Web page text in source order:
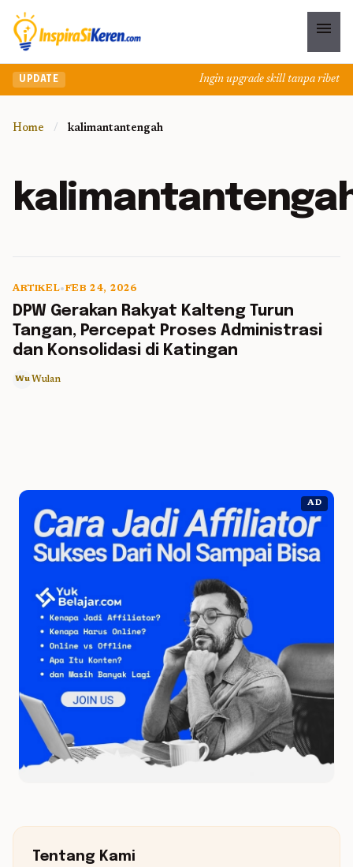
menu
UPDATE Ingin upgrade skill tanpa ribet?
Home / kalimantantengah
ARTIKEL•FEB 24, 2026
DPW Gerakan Rakyat Kalteng Turun
Tangan, Percepat Proses Administrasi
dan Konsolidasi di Katingan
Wu Wulan
AD
Tentang Kami